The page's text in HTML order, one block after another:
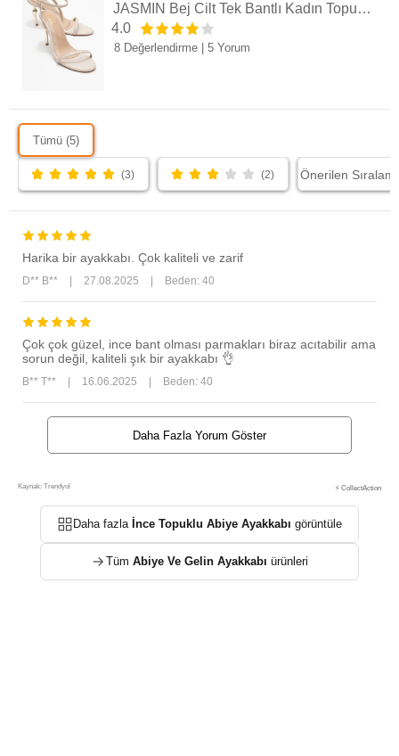
JASMİN Bej Cilt Tek Bantlı Kadın Topuklu Ayakkabı
4.0
8 Değerlendirme 5 Yorum
Tümü (5)
(3) (2)
Harika bir ayakkabı. Çok kaliteli ve zarif
D** B** 27.08.2025 Beden: 40
Çok çok güzel, ince bant olması parmakları biraz acıtabilir ama
sorun değil, kaliteli şık bir ayakkabı 👌
B** T** 16.06.2025 Beden: 40
Daha Fazla Yorum Göster
Kaynak: Trendyol ⚡ CollectAction
Daha fazla İnce Topuklu Abiye Ayakkabı görüntüle
TümAbiye Ve Gelin Ayakkabı ürünleri